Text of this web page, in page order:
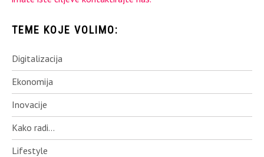
TEME KOJE VOLIMO:
Digitalizacija
Ekonomija
Inovacije
Kako radi…
Lifestyle